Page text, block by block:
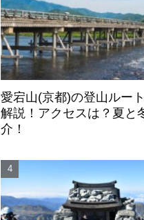
愛宕山(京都)の登山ルー
解説！アクセスは？夏と
介！